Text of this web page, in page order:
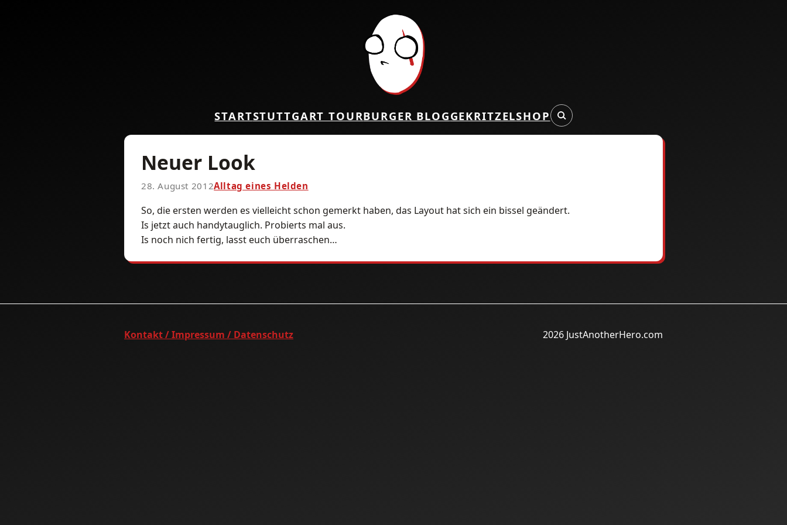
STARTSTUTTGART TOURBURGER BLOGGEKRITZELSHOP
Neuer Look
28. August 2012Alltag eines Helden
So, die ersten werden es vielleicht schon gemerkt haben, das Layout hat sich ein bissel geändert.
Is jetzt auch handytauglich. Probierts mal aus.
Is noch nich fertig, lasst euch überraschen…
Kontakt / Impressum / Datenschutz 2026 JustAnotherHero.com